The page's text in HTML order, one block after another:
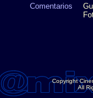
Comentarios
Copyright
All